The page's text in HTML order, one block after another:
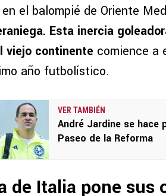
el balompié de Oriente
Esta inercia
viejo continente comience a
año futbolístico.
VER TAMBIÉN
André Jardine se hace
Paseo de la Reforma
de Italia pone